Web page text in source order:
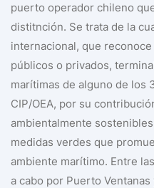
puerto operador chileno
distitnción. Se trata de la
internacional, que
públicos o privados,
marítimas de alguno de los
CIP/OEA, por su
ambientalmente
medidas verdes que
ambiente marítimo. Entre
a cabo por Puerto